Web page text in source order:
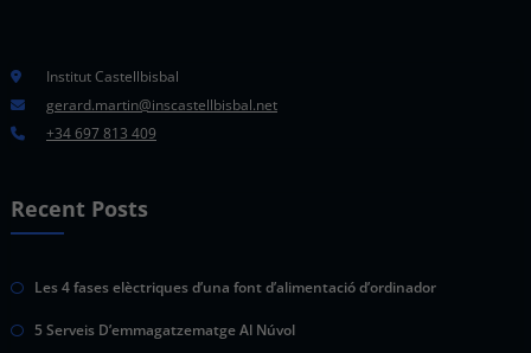
Institut Castellbisbal
gerard.martin@inscastellbisbal.net
+34 697 813 409
Recent Posts
Les 4 fases elèctriques d’una font d’alimentació d’ordinador
5 Serveis D’emmagatzematge Al Núvol